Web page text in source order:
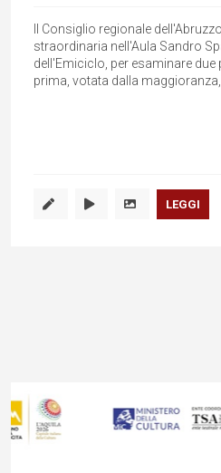
Il Consiglio regionale
straordinaria nell'Aula Sandro
dell'Emiciclo, per esaminare due
prima, votata dalla
LEGGI